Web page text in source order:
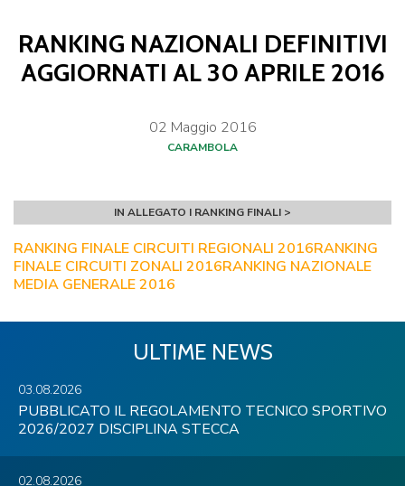
RANKING NAZIONALI DEFINITIVI
AGGIORNATI AL 30 APRILE 2016
02 Maggio 2016
CARAMBOLA
IN ALLEGATO I RANKING FINALI >
RANKING FINALE CIRCUITI REGIONALI 2016RANKING
FINALE CIRCUITI ZONALI 2016RANKING NAZIONALE
MEDIA GENERALE 2016
ULTIME NEWS
03.08.2026
PUBBLICATO IL REGOLAMENTO TECNICO SPORTIVO
2026/2027 DISCIPLINA STECCA
02.08.2026